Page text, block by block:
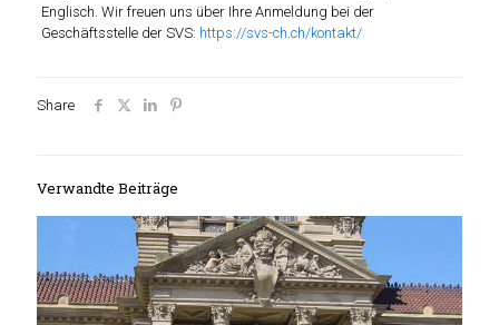
Englisch. Wir freuen uns über Ihre Anmeldung bei der
Geschäftsstelle der SVS: https://svs-ch.ch/kontakt/
Share
Verwandte Beiträge